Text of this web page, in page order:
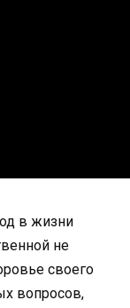
в жизни
не
своего
вопросов,